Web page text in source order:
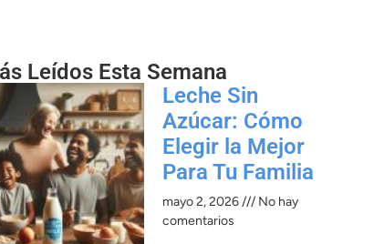
Leídos Esta Semana
Leche Sin
Azúcar: Cómo
Elegir la Mejor
Para Tu Familia
mayo 2, 2026
No hay
comentarios